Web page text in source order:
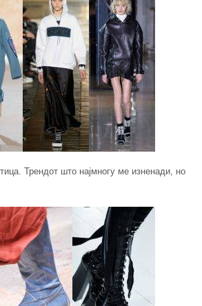
Трендот што најмногу ме изненади, но